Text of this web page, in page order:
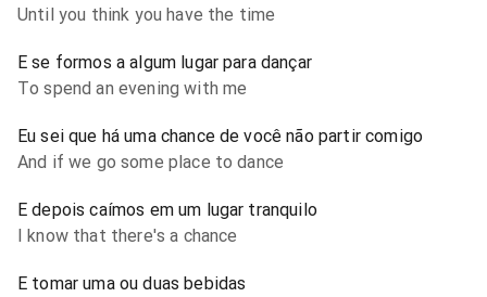
Until you think you have the time
E se formos a algum lugar para dançar
To spend an evening with me
Eu sei que há uma chance de você não partir comigo
And if we go some place to dance
E depois caímos em um lugar tranquilo
I know that there's a chance
E tomar uma ou duas bebidas